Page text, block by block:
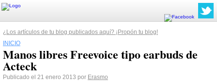
¿Los artículos de tu blog publicados aquí? ¡Propón tu blog!
INICIO
Manos libres Freevoice tipo earbuds de
Acteck
Publicado el 21 enero 2013 por Erasmo